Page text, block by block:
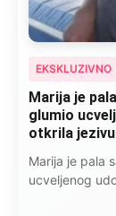
EKSKLUZIVNO
Marija je
glumio
otkrila
Marija je pala
ucveljenog